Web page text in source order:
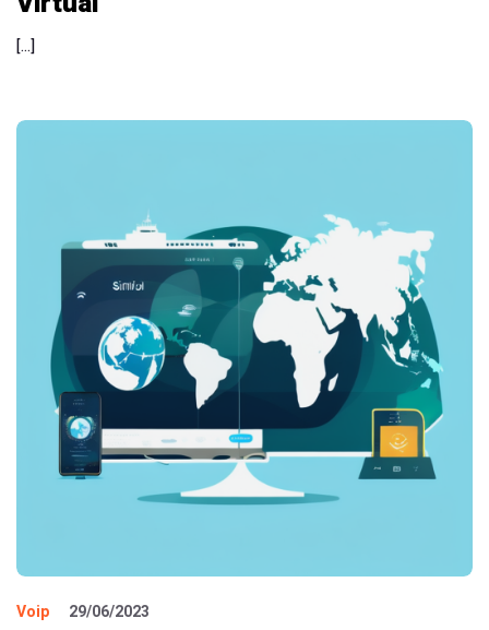
[…]
Voip 29/06/2023